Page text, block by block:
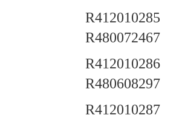
R412010285
R480072467
R412010286
R480608297
R412010287